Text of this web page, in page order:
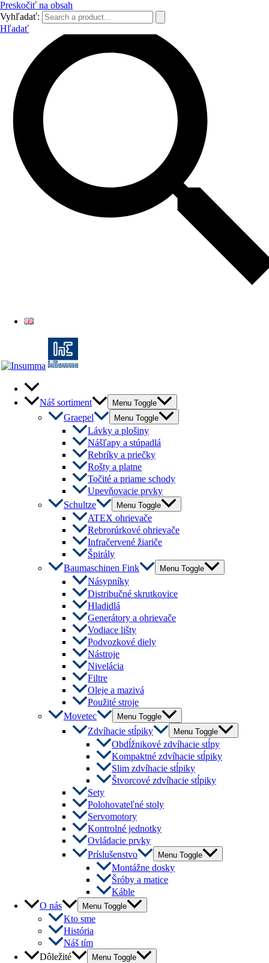
Preskočiť na obsah
Vyhľadať:
Hľadať
Náš sortiment Menu Toggle
Graepel Menu Toggle
Lávky a plošiny
Nášľapy a stúpadlá
Rebríky a priečky
Rošty a platne
Točité a priame schody
Upevňovacie prvky
Schultze
Menu Toggle
ATEX ohrievače
Rebrorúrkové ohrievače
Infračervené žiariče
Špirály
Baumaschinen Fink
Menu Toggle
Násypníky
Distribučné skrutkovice
Hladidlá
Generátory a ohrievače
Vodiace lišty
Podvozkové diely
Nástroje
Nivelácia
Filtre
Oleje a mazivá
Použité stroje
Movetec
Menu Toggle
Zdvíhacie stĺpiky Menu Toggle
Obdĺžnikové zdvíhacie stĺpy
Kompaktné zdvíhacie stĺpiky
Slim zdvíhacie stĺpiky
Štvorcové zdvíhacie stĺpiky
Sety
Polohovateľné stoly
Servomotory
Kontrolné jednotky
Ovládacie prvky
Príslušenstvo
Menu Toggle
Montážne dosky
Šróby a matice
Káble
O nás
Menu Toggle
Kto sme
História
Náš tím
Dôležité
Menu Toggle